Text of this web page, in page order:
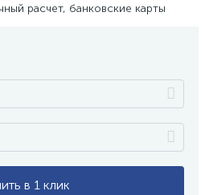
расчет, банковские карты
в 1 клик